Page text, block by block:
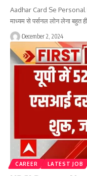
Aadhar Card Se Personal
माध्यम से पर्सनल लोन लेना बहुत
December 2, 2024
CAREER LATEST JOB